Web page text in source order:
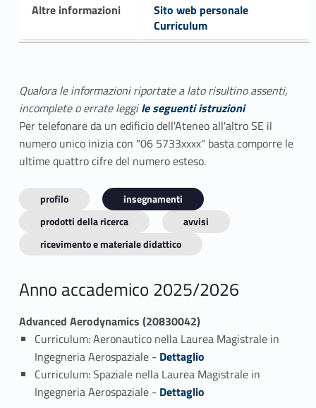
Altre informazioni
Sito web personale
Curriculum
Qualora le informazioni riportate a lato risultino assenti,
incomplete o errate leggile seguenti istruzioni
Per telefonare da un edificio dell'Ateneo all'altro SE il
numero unico inizia con "06 5733xxxx" basta comporre le
ultime quattro cifre del numero esteso.
profilo
insegnamenti
prodotti della ricerca
avvisi
ricevimento e materiale didattico
Anno accademico 2025/2026
Advanced Aerodynamics (20830042)
Curriculum: Aeronautico nella Laurea Magistrale in
Ingegneria Aerospaziale - Link identifier #identifier_person_78869-1
Dettaglio
Curriculum: Spaziale nella Laurea Magistrale in
Ingegneria Aerospaziale - Link identifier #identifier_person_58879-2
Dettaglio